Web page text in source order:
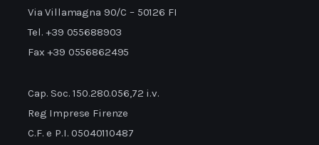
Via Villamagna 90/C – 50126 FI
Tel. +39 055688903
Fax +39 0556862495
Cap. Soc. 150.280.056,72 i.v.
Reg Imprese Firenze
C.F. e P.I. 05040110487